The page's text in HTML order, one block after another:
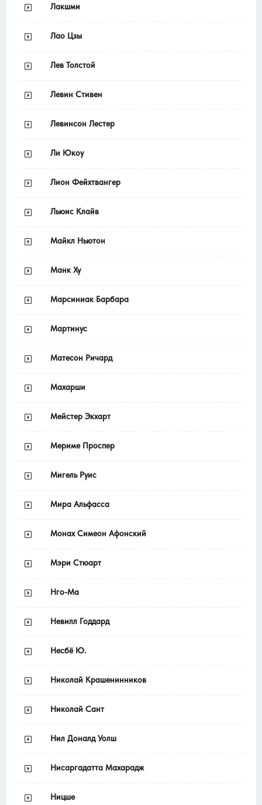
Лакшми
Лао Цзы
Лев Толстой
Левин Стивен
Левинсон Лестер
Ли Юкоу
Лион Фейхтвангер
Льюис Клайв
Майкл Ньютон
Манк Ху
Марсиниак Барбара
Мартинус
Матесон Ричард
Махарши
Мейстер Экхарт
Мериме Проспер
Мигель Руис
Мира Альфасса
Монах Симеон Афонский
Мэри Стюарт
Нго-Ма
Невилл Годдард
Несбё Ю.
Николай Крашенинников
Николай Сант
Нил Доналд Уолш
Нисаргадатта Махарадж
Ницше